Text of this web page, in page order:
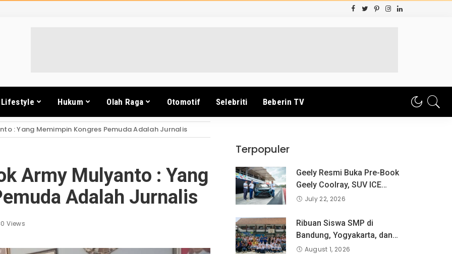
Lifestyle Hukum Olah Raga Otomotif Selebriti Beberin TV
: Yang Memimpin Kongres Pemuda Adalah Jurnalis
Army Mulyanto : Yang
Adalah Jurnalis
Views
Terpopuler
Geely Resmi Buka Pre-Book
Geely Coolray, SUV ICE
Pertama Geely di Indonesia
Juta Pengguna Global.
July 22, 2026
Ribuan Siswa SMP di
Bandung, Yogyakarta, dan
Surabaya Berlatih Langsung
August 1, 2026